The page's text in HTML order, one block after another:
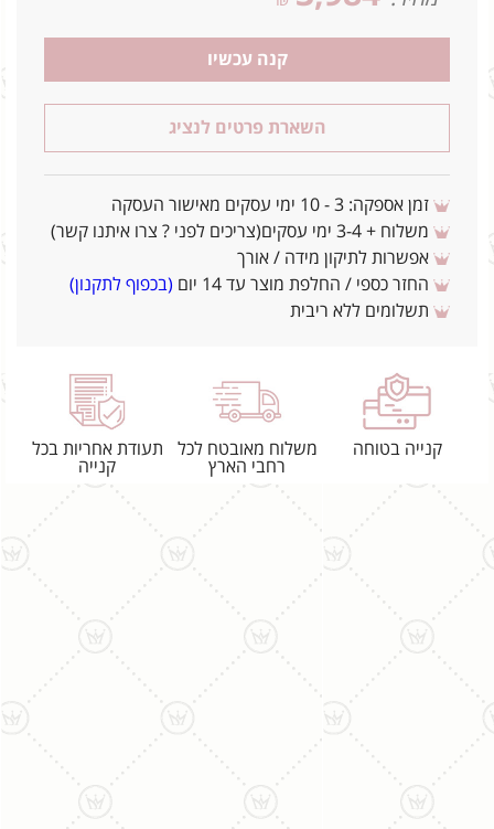
קנה עכשיו
השארת פרטים לנציג
זמן אספקה: 3 - 10 ימי עסקים מאישור העסקה
משלוח + 3-4 ימי עסקים(צריכים לפני ? צרו איתנו קשר)
אפשרות לתיקון מידה / אורך
החזר כספי / החלפת מוצר עד 14 יום
(בכפוף לתקנון)
תשלומים ללא ריבית
קנייה בטוחה
משלוח מאובטח לכל
רחבי הארץ
תעודת אחריות בכל
קנייה